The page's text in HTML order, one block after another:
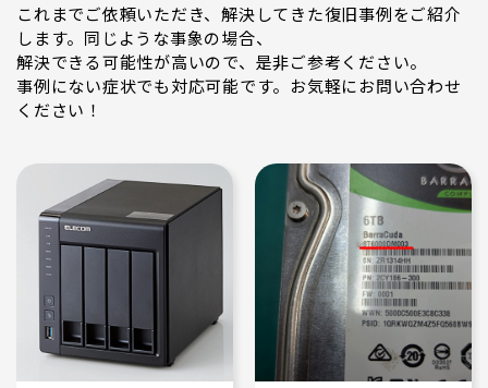
これまでご依頼いただき、解決してきた復旧事例をご紹介
します。同じような事象の場合、
解決できる可能性が高いので、是非ご参考ください。
事例にない症状でも対応可能です。お気軽にお問い合わせ
ください！